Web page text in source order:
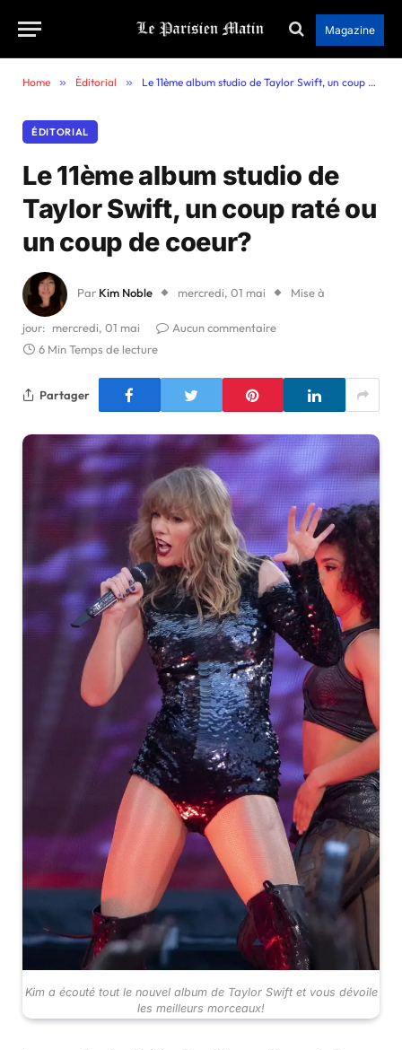
Magazine
Home » Éditorial » Le 11ème album studio de Taylor Swift, un coup raté ou un coup de coeur?
ÉDITORIAL
Le 11ème album studio de
Taylor Swift, un coup raté ou
un coup de coeur?
Par Kim Noble mercredi, 01 mai Mise à
jour: mercredi, 01 mai
Aucun commentaire
6 Min Temps de lecture
Partager
Kim a écouté tout le nouvel album de Taylor Swift et vous dévoile
les meilleurs morceaux!